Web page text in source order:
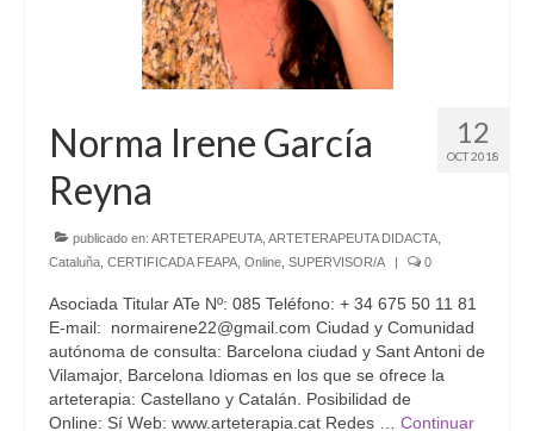
12
OCT 2018
Norma Irene García
Reyna
publicado en: ARTETERAPEUTA ARTETERAPEUTA DIDACTA
Cataluña CERTIFICADA FEAPA Online SUPERVISOR/A 0
Asociada Titular ATe Nº: 085 Teléfono: + 34 675 50 11 81
E-mail: normairene22@gmail.com Ciudad y Comunidad
autónoma de consulta: Barcelona ciudad y Sant Antoni de
Vilamajor, Barcelona Idiomas en los que se ofrece la
arteterapia: Castellano y Catalán. Posibilidad de
Online: Sí Web: www.arteterapia.cat Redes … Continuar